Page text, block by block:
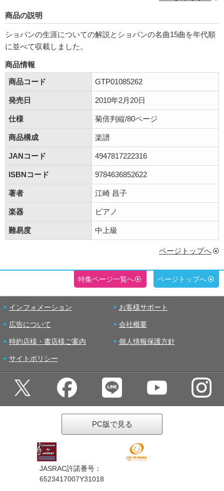
商品の説明
ショパンの生涯についての解説とショパンの名曲15曲を年代順
に並べて収載しました。
商品情報
商品コード
GTP01085262
発売日 2010年2月20日
仕様 菊倍判縦/80ページ
商品構成 楽譜
JANコード 4947817222316
ISBNコード 9784636852622
著者 江崎 昌子
楽器 ピアノ
難易度 中上級
ページトップへ
特集ページ一覧へ ページトップへ
インフォメーション お客様サポート
広告について 会社概要
特約店様・書店様ご案内 個人情報保護方針
サイトポリシー
PC版で見る
JASRAC許諾番号：
6523417007Y31018